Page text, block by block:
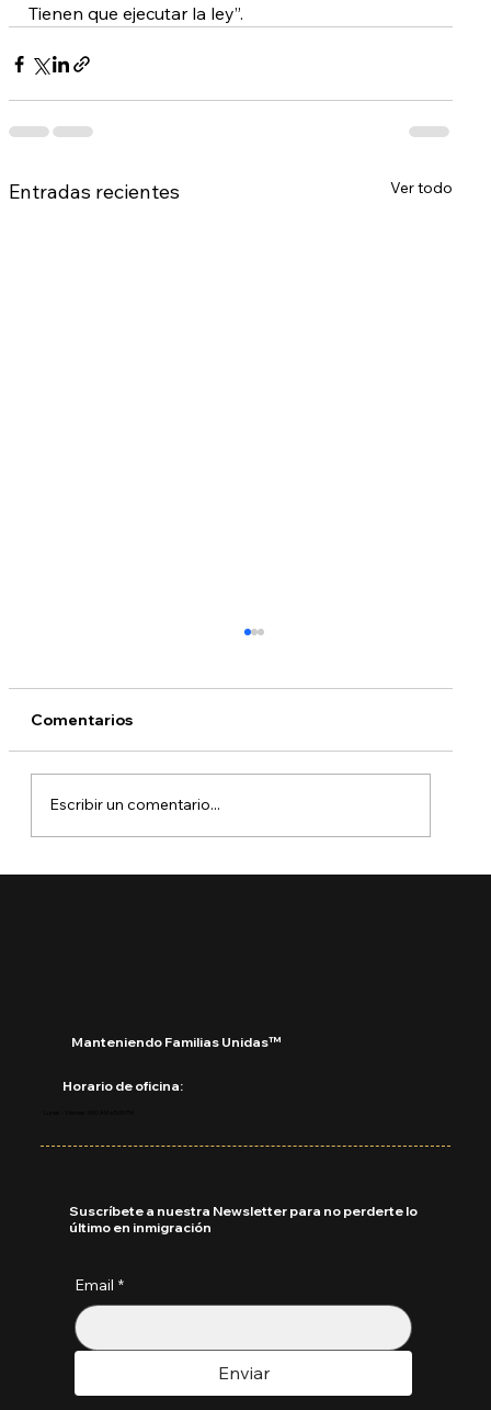
Tienen que ejecutar la ley”.
Entradas recientes Ver todo
¿Qué está pasando con DACA?
Comentarios
Escribir un comentario...
Manteniendo Familias Unidas™
Horario de oficina:
Email *
Enviar
Suscríbete a nuestra Newsletter para no perderte lo
último en inmigración